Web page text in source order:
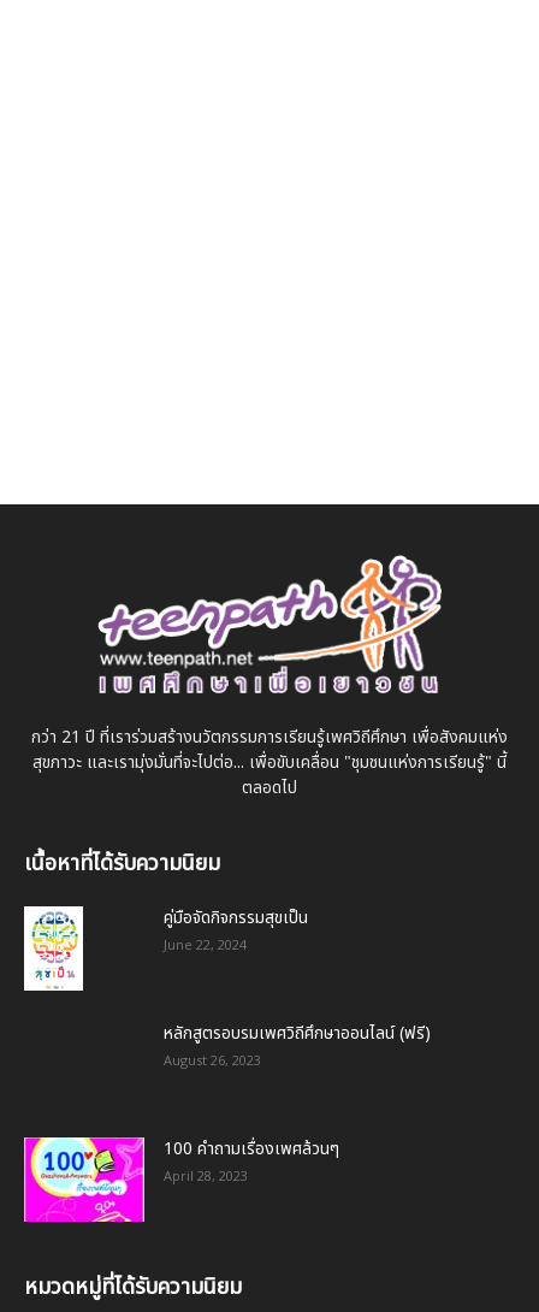
กว่า 21 ปี ที่เราร่วมสร้างนวัตกรรมการเรียนรู้เพศวิถีศึกษา เพื่อสังคมแห่ง
สุขภาวะ และเรามุ่งมั่นที่จะไปต่อ... เพื่อขับเคลื่อน "ชุมชนแห่งการเรียนรู้" นี้
ตลอดไป
เนื้อหาที่ได้รับความนิยม
คู่มือจัดกิจกรรมสุขเป็น
June 22, 2024
หลักสูตรอบรมเพศวิถีศึกษาออนไลน์ (ฟรี)
August 26, 2023
100 คำถามเรื่องเพศล้วนๆ
April 28, 2023
หมวดหมู่ที่ได้รับความนิยม